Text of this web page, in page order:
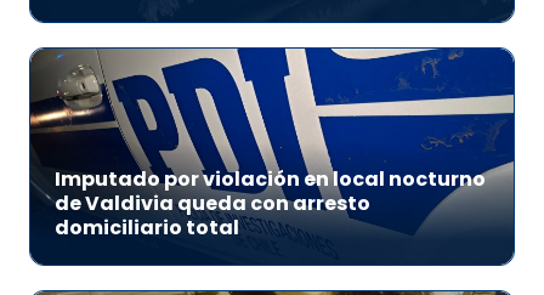
Imputado por violación en local nocturno
de Valdivia queda con arresto
domiciliario total